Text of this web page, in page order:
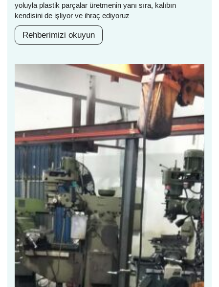
yoluyla plastik parçalar üretmenin yanı sıra, kalıbın
kendisini de işliyor ve ihraç ediyoruz
Rehberimizi okuyun